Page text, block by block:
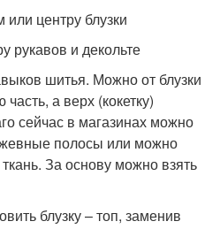
центру блузки
рукавов и декольте
шитья. Можно от блузки
а верх (кокетку)
сейчас в магазинах можно
полосы или можно
За основу можно взять
блузку – топ, заменив